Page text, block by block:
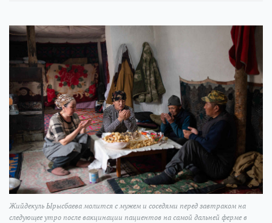
Жийдекуль Ырысбаева молится с мужем и соседями перед завтраком на
следующее утро после вакцинации пациентов на самой дальней ферме в